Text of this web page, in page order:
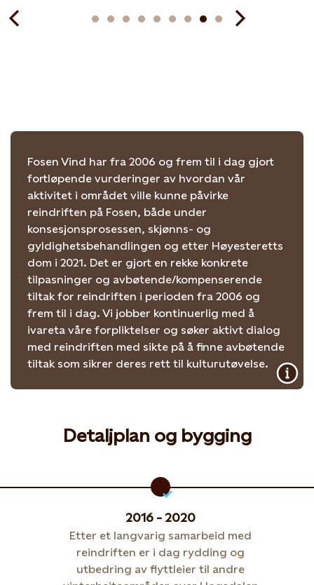
Fosen Vind har fra 2006 og frem til i dag gjort
fortløpende vurderinger av hvordan vår
aktivitet i området ville kunne påvirke
reindriften på Fosen, både under
konsesjonsprosessen, skjønns- og
gyldighetsbehandlingen og etter Høyesteretts
dom i 2021. Det er gjort en rekke konkrete
tilpasninger og avbøtende/kompenserende
tiltak for reindriften i perioden fra 2006 og
frem til i dag. Vi jobber kontinuerlig med å
ivareta våre forpliktelser og søker aktivt dialog
med reindriften med sikte på å finne avbøtende
tiltak som sikrer deres rett til kulturutøvelse.
Detaljplan og bygging
2016 - 2020
Etter et langvarig samarbeid med
reindriften er i dag rydding og
utbedring av flyttleier til andre